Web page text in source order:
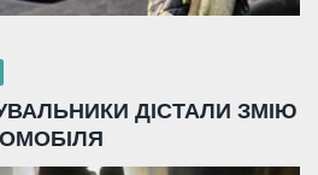
ДІСТАЛИ ЗМІЮ